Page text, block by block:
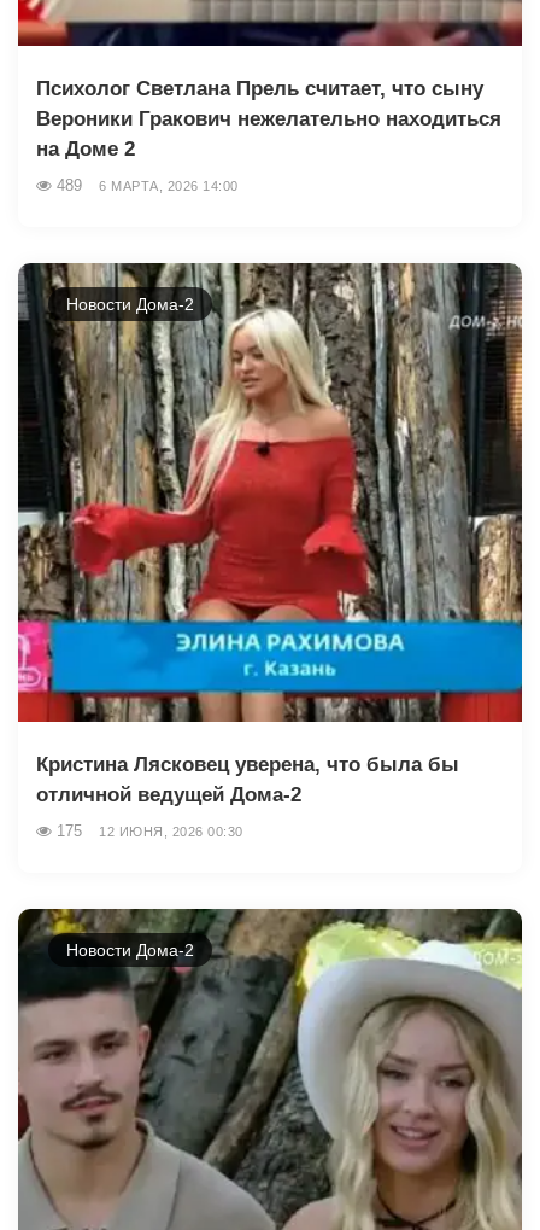
Психолог Светлана Прель считает, что сыну
Вероники Гракович нежелательно находиться
на Доме 2
489 6 МАРТА, 2026 14:00
Новости Дома-2
Кристина Лясковец уверена, что была бы
отличной ведущей Дома-2
175 12 ИЮНЯ, 2026 00:30
Новости Дома-2